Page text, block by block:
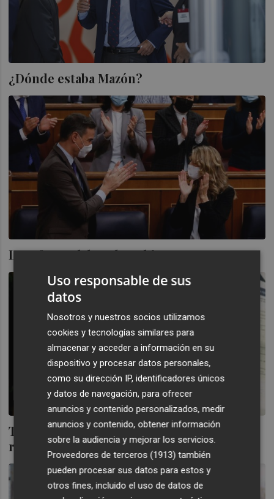
¿Dónde estaba Mazón?
La reforma laboral: un bien menor
Trabajador autónomo, un deportista de
riesgo convertido en cajero automático
Uso responsable de sus
datos
Nosotros y nuestros socios utilizamos
cookies y tecnologías similares para
almacenar y acceder a información en su
dispositivo y procesar datos personales,
como su dirección IP, identificadores únicos
y datos de navegación, para ofrecer
anuncios y contenido personalizados, medir
anuncios y contenido, obtener información
sobre la audiencia y mejorar los servicios.
Proveedores de terceros (1913) también
pueden procesar sus datos para estos y
otros fines, incluido el uso de datos de